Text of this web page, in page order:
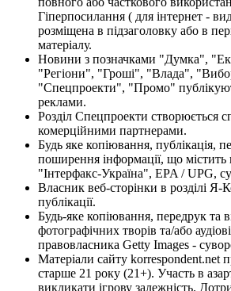
Гіперпосилання ( для інтернет -
розміщена в підзаголовку або в
матеріалу.
Новини з позначками "Думка",
"Регіони", "Гроші", "Влада",
"Спецпроекти", "Промо"
реклами.
Розділ Спецпроекти створюється
комерційними партнерами.
Будь яке копіювання, публікація,
поширення інформації, що містить
"Інтерфакс-Україна", EPA / UPG,
Власник веб-сторінки в розділі Я-
публікації.
Будь-яке копіювання, передрук та
фотографічних творів та/або
правовласника Getty Images -
Матеріали сайту korrespondent.net
старше 21 року (21+). Участь в
викликати ігрову залежність.